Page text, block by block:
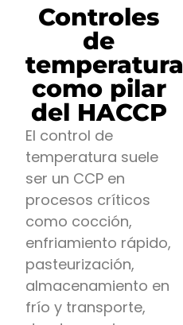
Controles
de
temperatura
como pilar
del HACCP
El control de
temperatura suele
ser un CCP en
procesos críticos
como cocción,
enfriamiento rápido,
pasteurización,
almacenamiento en
frío y transporte,